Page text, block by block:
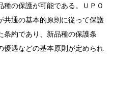
の保護が可能である。ＵＰＯ
共通の基本的原則に従って保護
条約であり、新品種の保護条
優遇などの基本原則が定められ